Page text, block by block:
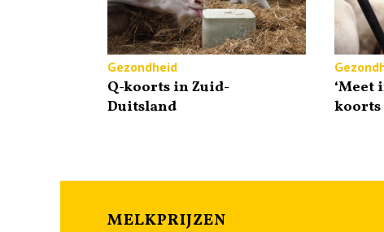
Gezondheid
Q-koorts in Zuid-
Duitsland
koorts
MELKPRIJZEN